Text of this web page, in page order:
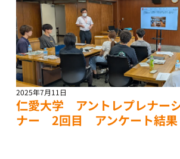
仁愛大学 アントレプレナー
ナー 2回目 アンケート結果
2025年7月11日